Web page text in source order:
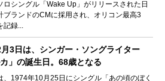
ロシングル「Wake Up」がリリースされた日
ブランドのCMに採用され、オリコン最高3
記録...
3日は、シンガー・ソングライター
カ」の誕生日。68歳となる
、1974年10月25日にシングル「あの頃のぼく